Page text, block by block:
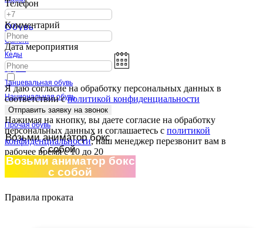
Прочий реквизит
Обувь
Сапоги
Кеды
Туфли
Танцевальная обувь
Национальная обувь
Историческая обувь
Прочая обувь
Возьми аниматор бокс
с собой
Возьми аниматор бокс
с собой
Телефон
Комментарий
Дата мероприятия
Я даю согласие на обработку персональных данных в
соответствии сполитикой конфиденциальности
Отправить заявку на звонок
Нажимая на кнопку, вы даете согласие на обработку
персональных данных и соглашаетесь c политикой
конфиденциальности, наш менеджер перезвонит вам в
рабочее время с 10 до 20
Правила проката